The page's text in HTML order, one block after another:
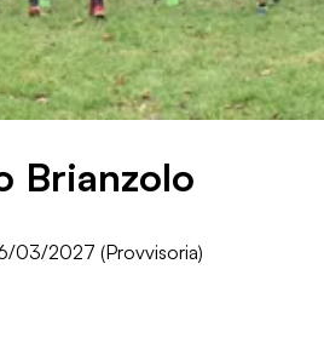
Brianzolo
03/2027 (Provvisoria)